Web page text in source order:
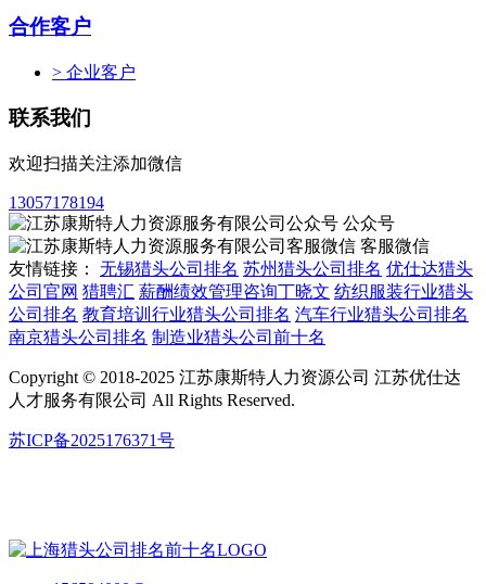
合作客户
> 企业客户
联系我们
欢迎扫描关注添加微信
13057178194
公众号
客服微信
友情链接： 无锡猎头公司排名 苏州猎头公司排名 优仕达猎头
公司官网 猎聘汇 薪酬绩效管理咨询丁晓文 纺织服装行业猎头
公司排名 教育培训行业猎头公司排名 汽车行业猎头公司排名
南京猎头公司排名 制造业猎头公司前十名
Copyright © 2018-2025 江苏康斯特人力资源公司 江苏优仕达
人才服务有限公司 All Rights Reserved.
苏ICP备2025176371号